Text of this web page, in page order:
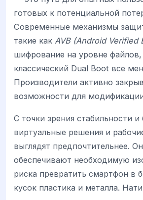
готовых к потенциальной
Современные механизмы
такие как AVB (Android Verified
шифрование на уровне
классический Dual Boot все
Производители активно
возможности для модификации
С точки зрения стабильности и
виртуальные решения и
выглядят предпочтительнее.
обеспечивают необходимую
риска превратить смартфон в
кусок пластика и металла.